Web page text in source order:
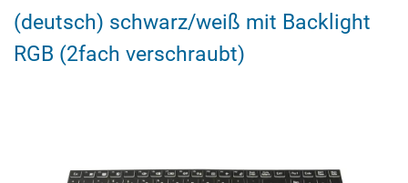
(deutsch) schwarz/weiß mit Backlight
RGB (2fach verschraubt)